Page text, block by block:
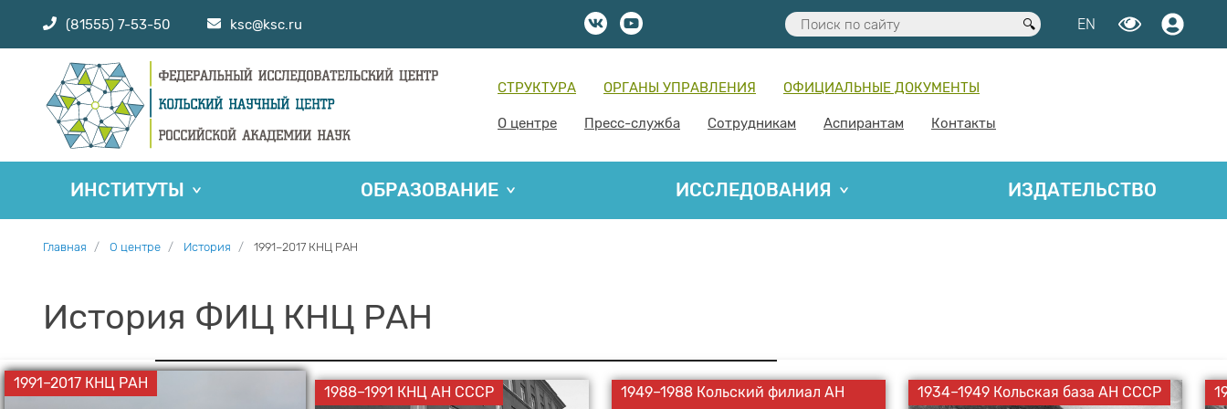
(81555) 7-53-50 ksc@ksc.ru EN
СТРУКТУРА ОРГАНЫ УПРАВЛЕНИЯ ОФИЦИАЛЬНЫЕ ДОКУМЕНТЫ
О центре Пресс-служба Сотрудникам Аспирантам Контакты
ИНСТИТУТЫ ОБРАЗОВАНИЕ ИССЛЕДОВАНИЯ ИЗДАТЕЛЬСТВО
Главная О центре История 1991–2017 КНЦ РАН
История ФИЦ КНЦ РАН
1991–2017 КНЦ РАН
1988–1991 КНЦ АН СССР
1949–1988 Кольский филиал АН
1934–1949 Кольская база АН СССР